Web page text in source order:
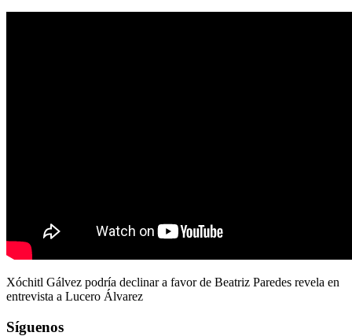
Xóchitl Gálvez podría declinar a favor de Beatriz Paredes revela en
entrevista a Lucero Álvarez
Síguenos